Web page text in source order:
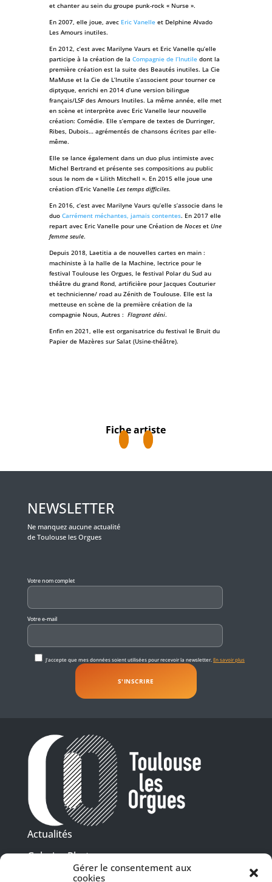
Gérer le consentement aux
cookies
et chanter au sein du groupe punk-rock « Nurse ».
En 2007, elle joue, avec Eric Vanelleet Delphine Alvado
Les Amours inutiles.
En 2012, c’est avec Marilyne Vaurs et Eric Vanelle qu’elle
participe à la création de la Compagnie de l’Inutiledont la
première création est la suite des Beautés inutiles. La Cie
MaMuse et la Cie de L’Inutile s’associent pour tourner ce
diptyque, enrichi en 2014 d’une version bilingue
français/LSF des Amours Inutiles. La même année, elle met
en scène et interprète avec Eric Vanelle leur nouvelle
création: Comédie. Elle s’empare de textes de Durringer,
Ribes, Dubois… agrémentés de chansons écrites par elle-
même.
Elle se lance également dans un duo plus intimiste avec
Michel Bertrand et présente ses compositions au public
sous le nom de « Lilith Mitchell ». En 2015 elle joue une
création d’Eric Vanelle Les temps difficiles.
En 2016, c’est avec Marilyne Vaurs qu’elle s’associe dans le
duo Carrément méchantes, jamais contentes. En 2017 elle
repart avec Eric Vanelle pour une Création de Noceset Une
femme seule.
Depuis 2018, Laetitia a de nouvelles cartes en main :
machiniste à la halle de la Machine, lectrice pour le
festival Toulouse les Orgues, le festival Polar du Sud au
théâtre du grand Rond, artificière pour Jacques Couturier
et technicienne/ road au Zénith de Toulouse. Elle est la
metteuse en scène de la première création de la
compagnie Nous, Autres : Flagrant déni.
Enfin en 2021, elle est organisatrice du festival le Bruit du
Papier de Mazères sur Salat (Usine-théâtre).
Fiche artiste
NEWSLETTER
Ne manquez aucune actualité
de Toulouse les Orgues
Votre nom complet
Votre e-mail
J'accepte que mes données soient utilisées pour recevoir la newsletter.En savoir plus
Actualités
Galeries Photos
Vidéothèque